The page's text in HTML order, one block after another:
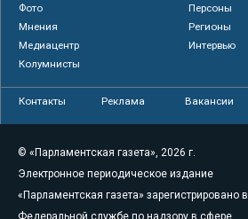
Фото
Персоны
Мнения
Регионы
Медиацентр
Интервью
Колумнисты
Контакты Реклама Вакансии
© «Парламентская газета», 2026 г.
Электронное периодическое издание
«Парламентская газета» зарегистрировано в
Федеральной службе по надзору в сфере